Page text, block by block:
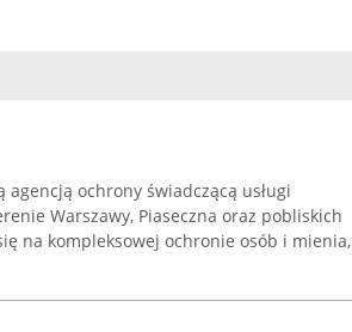
agencją ochrony świadczącą usługi
Warszawy, Piaseczna oraz pobliskich
na kompleksowej ochronie osób i mienia,